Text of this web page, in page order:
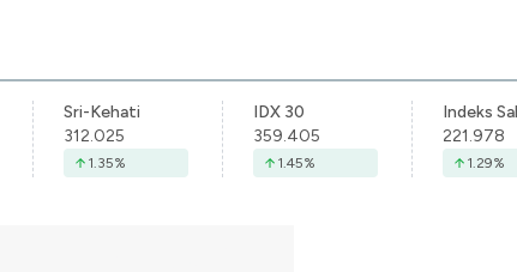
Sri-Kehati
312.025
1.35%
IDX 30
359.405
1.45%
221.978
1.29%